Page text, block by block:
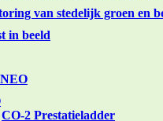
van stedelijk groen en
in beeld
CO-2 Prestatieladder